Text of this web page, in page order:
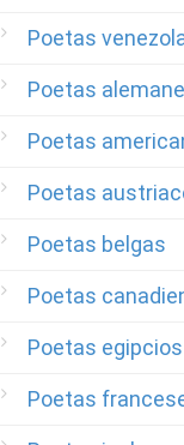
Poetas
Poetas
Poetas
Poetas
Poetas belgas
Poetas
Poetas egipcios
Poetas